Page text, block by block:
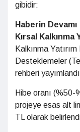
gibidir:
Haberin Devamı
Kırsal Kalkınma
Kalkınma
Desteklemeler
rehberi
Hibe oranı (%50-
projeye esas alt
TL olarak